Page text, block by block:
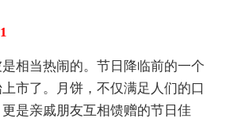
相当热闹的。节日降临前的一个
市了。月饼，不仅满足人们的口
是亲戚朋友互相馈赠的节日佳